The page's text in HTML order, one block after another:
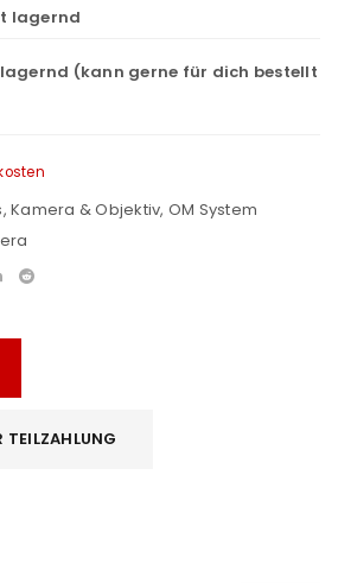
lagernd
(kann gerne für dich bestellt
, Kamera & Objektiv, OM System
TEILZAHLUNG